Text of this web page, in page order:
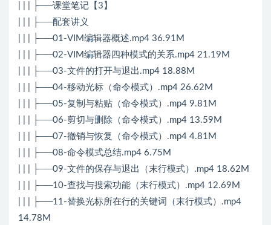
| | | ├──课堂笔记【3】
| | | ├──配套讲义
| | | ├──01-VIM编辑器概述.mp4 36.91M
| | | ├──02-VIM编辑器四种模式的关系.mp4 21.19M
| | | ├──03-文件的打开与退出.mp4 18.88M
| | | ├──04-移动光标（命令模式）.mp4 26.62M
| | | ├──05-复制与粘贴（命令模式）.mp4 9.81M
| | | ├──06-剪切与删除（命令模式）.mp4 13.59M
| | | ├──07-撤销与恢复（命令模式）.mp4 4.81M
| | | ├──08-命令模式总结.mp4 6.75M
| | | ├──09-文件的保存与退出（末行模式）.mp4 18.62M
| | | ├──10-查找与搜索功能（末行模式）.mp4 12.69M
| | | ├──11-替换光标所在行的关键词（末行模式）.mp4
14.78M